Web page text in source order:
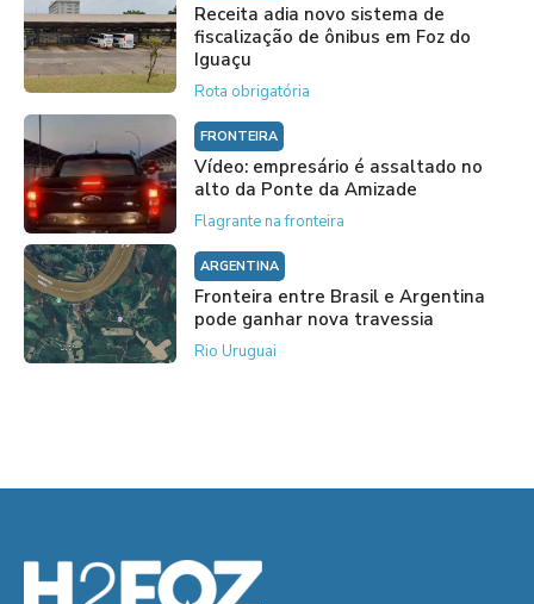
Receita adia novo sistema de
fiscalização de ônibus em Foz do
Iguaçu
Rota obrigatória
FRONTEIRA
Vídeo: empresário é assaltado no
alto da Ponte da Amizade
Flagrante na fronteira
ARGENTINA
Fronteira entre Brasil e Argentina
pode ganhar nova travessia
Rio Uruguai